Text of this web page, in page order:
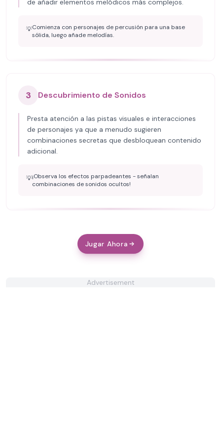
de añadir elementos melódicos más complejos.
💡Comienza con personajes de percusión para una base
sólida, luego añade melodías.
3 Descubrimiento de Sonidos
Presta atención a las pistas visuales e interacciones
de personajes ya que a menudo sugieren
combinaciones secretas que desbloquean contenido
adicional.
💡¡Observa los efectos parpadeantes - señalan
combinaciones de sonidos ocultos!
Jugar Ahora
Advertisement